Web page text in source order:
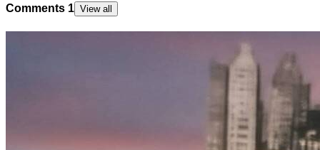
Comments 1 View all